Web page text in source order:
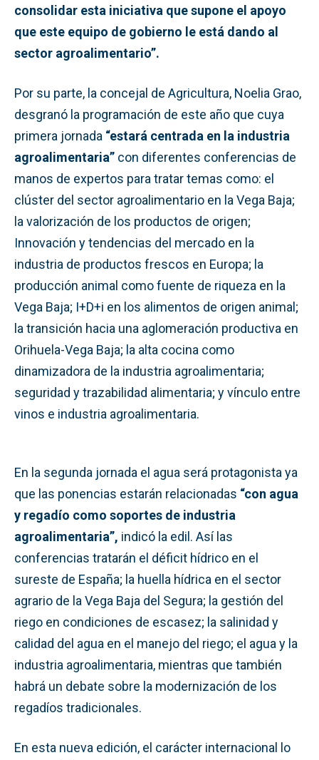
consolidar esta iniciativa que supone el apoyo
que este equipo de gobierno le está dando al
sector agroalimentario”.
Por su parte, la concejal de Agricultura, Noelia Grao,
desgranó la programación de este año que cuya
primera jornada “estará centrada en la industria
agroalimentaria” con diferentes conferencias de
manos de expertos para tratar temas como: el
clúster del sector agroalimentario en la Vega Baja;
la valorización de los productos de origen;
Innovación y tendencias del mercado en la
industria de productos frescos en Europa; la
producción animal como fuente de riqueza en la
Vega Baja; I+D+i en los alimentos de origen animal;
la transición hacia una aglomeración productiva en
Orihuela-Vega Baja; la alta cocina como
dinamizadora de la industria agroalimentaria;
seguridad y trazabilidad alimentaria; y vínculo entre
vinos e industria agroalimentaria.
En la segunda jornada el agua será protagonista ya
que las ponencias estarán relacionadas “con agua
y regadío como soportes de industria
agroalimentaria”, indicó la edil. Así las
conferencias tratarán el déficit hídrico en el
sureste de España; la huella hídrica en el sector
agrario de la Vega Baja del Segura; la gestión del
riego en condiciones de escasez; la salinidad y
calidad del agua en el manejo del riego; el agua y la
industria agroalimentaria, mientras que también
habrá un debate sobre la modernización de los
regadíos tradicionales.
En esta nueva edición, el carácter internacional lo